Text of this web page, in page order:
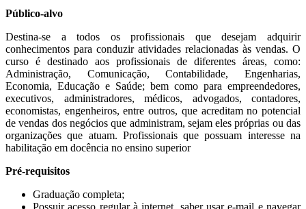
Público-alvo
Destina-se a todos os profissionais que desejam adquirir
conhecimentos para conduzir atividades relacionadas às vendas. O
curso é destinado aos profissionais de diferentes áreas, como:
Administração, Comunicação, Contabilidade, Engenharias,
Economia, Educação e Saúde; bem como para empreendedores,
executivos, administradores, médicos, advogados, contadores,
economistas, engenheiros, entre outros, que acreditam no potencial
de vendas dos negócios que administram, sejam eles próprias ou das
organizações que atuam. Profissionais que possuam interesse na
habilitação em docência no ensino superior
Pré-requisitos
Graduação completa;
Possuir acesso regular à internet, saber usar e-mail e navegar